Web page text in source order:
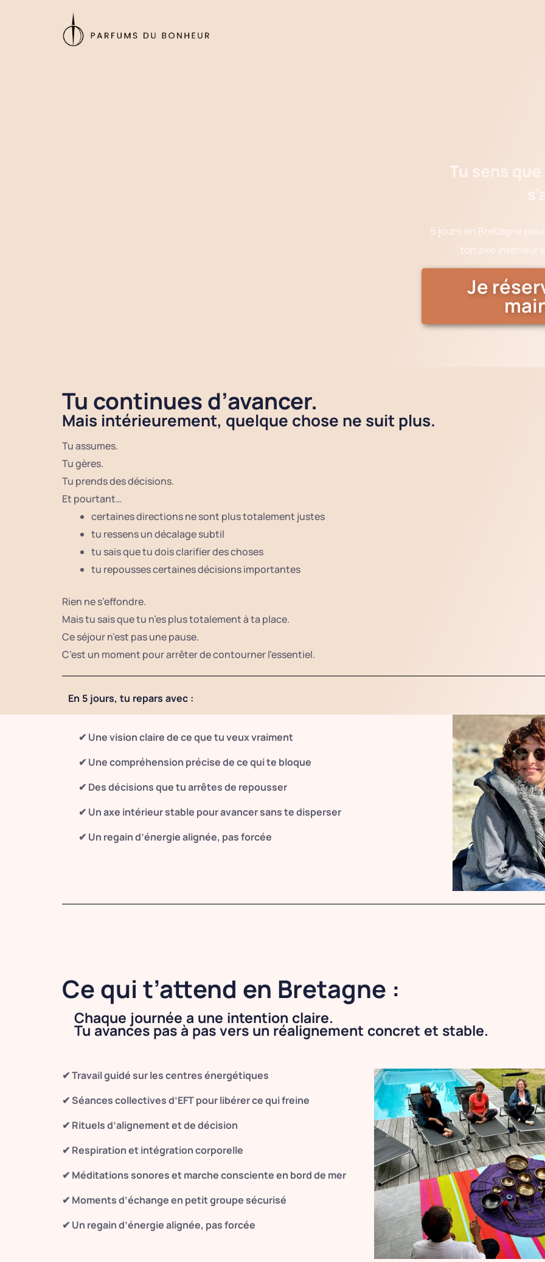
Tu sens
5 jours en Bretagne
ton axe intérieur
Je
Tu continues d’avancer.
Mais intérieurement, quelque chose ne suit plus.
Tu assumes.
Tu gères.
Tu prends des décisions.
Et pourtant…
certaines directions ne sont plus totalement justes
tu ressens un décalage subtil
tu sais que tu dois clarifier des choses
tu repousses certaines décisions importantes
Rien ne s’effondre.
Mais tu sais que tu n’es plus totalement à ta place.
Ce séjour n’est pas une pause.
C’est un moment pour arrêter de contourner l’essentiel.
En 5 jours, tu repars avec :
✔ Une vision claire de ce que tu veux vraiment
✔ Une compréhension précise de ce qui te bloque
✔ Des décisions que tu arrêtes de repousser
✔ Un axe intérieur stable pour avancer sans te disperser
✔ Un regain d’énergie alignée, pas forcée
Ce qui t’attend en Bretagne :
Chaque journée a une intention claire.
Tu avances pas à pas vers un réalignement concret et stable.
✔ Travail guidé sur les centres énergétiques
✔ Séances collectives d’EFT pour libérer ce qui freine
✔ Rituels d’alignement et de décision
✔ Respiration et intégration corporelle
✔ Méditations sonores et marche consciente en bord de mer
✔ Moments d’échange en petit groupe sécurisé
✔ Un regain d’énergie alignée, pas forcée